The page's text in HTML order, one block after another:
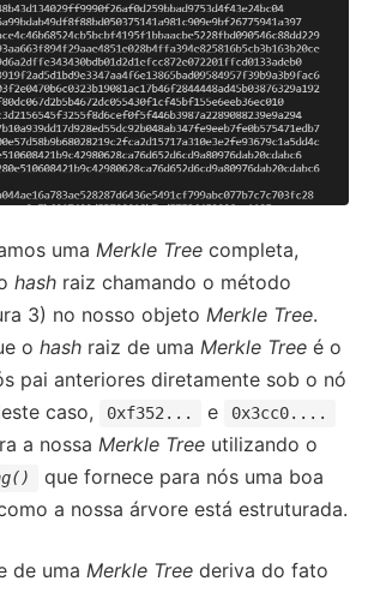
uma Merkle Tree completa,
hash raiz chamando o método
3) no nosso objeto Merkle Tree.
o hash raiz de uma Merkle Tree é o
pai anteriores diretamente sob o nó
caso,
0xf352... e 0x3cc0....
a nossa Merkle Tree utilizando o
que fornece para nós uma boa
a nossa árvore está estruturada.
de uma Merkle Tree deriva do fato